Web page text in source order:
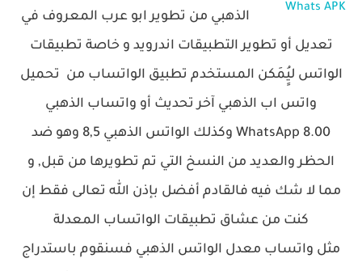
Whats APK
الذهبي من تطوير ابو عرب المعروف في
تعديل أو تطوير التطبيقات اندرويد و خاصة تطبيقات
الواتس ليُِِمَكن المستخدم تطبيق الواتساب من تحميل
واتس اب الذهبي آخر تحديث أو واتساب الذهبي
WhatsApp
8.00 وكذلك الواتس الذهبي 8,5 وهو ضد
الحظر والعديد من النسخ التي تم تطويرها من قبل, و
مما لا شك فيه فالقادم أفضل بإذن الله تعالى فقط إن
كنت من عشاق تطبيقات الواتساب المعدلة
مثل واتساب معدل الواتس الذهبي فسنقوم باستدراج